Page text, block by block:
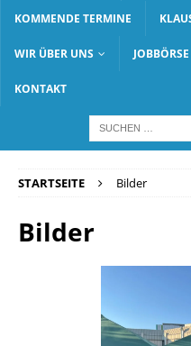
KOMMENDE TERMINE
WIR ÜBER UNS JOBBÖRSE
KONTAKT
STARTSEITE Bilder
Bilder